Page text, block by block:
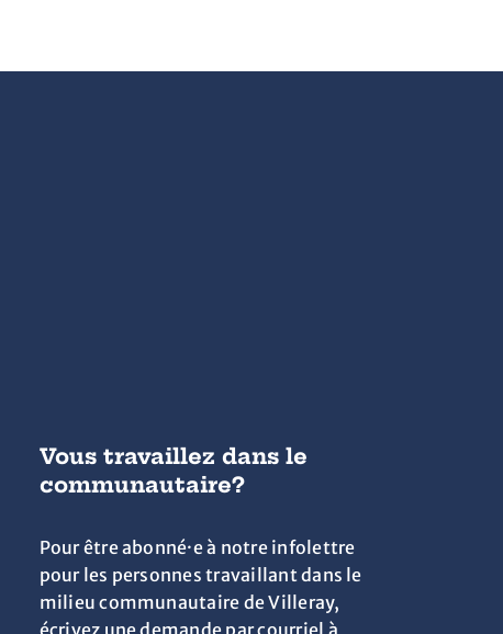
Vous travaillez dans le
communautaire?
Pour être abonné·e à notre infolettre
pour les personnes travaillant dans le
milieu communautaire de Villeray,
écrivez une demande par courriel à